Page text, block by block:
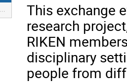
This exchange
research
RIKEN
disciplinary
people from